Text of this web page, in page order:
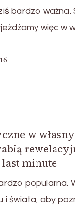
bardzo ważna.
więc w
w
minute
popularna.
i świata, aby